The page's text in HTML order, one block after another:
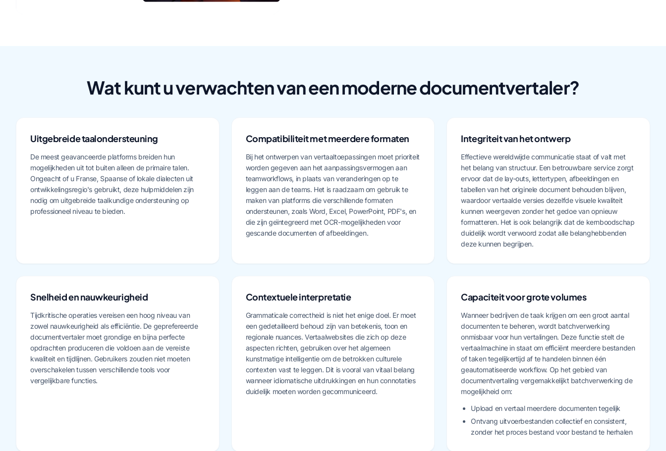
Wat kunt u verwachten van een moderne documentvertaler?
Uitgebreide taalondersteuning
De meest geavanceerde platforms breiden hun
mogelijkheden uit tot buiten alleen de primaire talen.
Ongeacht of u Franse, Spaanse of lokale dialecten uit
ontwikkelingsregio's gebruikt, deze hulpmiddelen zijn
nodig om uitgebreide taalkundige ondersteuning op
professioneel niveau te bieden.
Compatibiliteit met meerdere formaten
Bij het ontwerpen van vertaaltoepassingen moet prioriteit
worden gegeven aan het aanpassingsvermogen aan
teamworkflows, in plaats van veranderingen op te
leggen aan de teams. Het is raadzaam om gebruik te
maken van platforms die verschillende formaten
ondersteunen, zoals Word, Excel, PowerPoint, PDF's, en
die zijn geïntegreerd met OCR-mogelijkheden voor
gescande documenten of afbeeldingen.
Integriteit van het ontwerp
Effectieve wereldwijde communicatie staat of valt met
het belang van structuur. Een betrouwbare service zorgt
ervoor dat de lay-outs, lettertypen, afbeeldingen en
tabellen van het originele document behouden blijven,
waardoor vertaalde versies dezelfde visuele kwaliteit
kunnen weergeven zonder het gedoe van opnieuw
formatteren. Het is ook belangrijk dat de kernboodschap
duidelijk wordt verwoord zodat alle belanghebbenden
deze kunnen begrijpen.
Snelheid en nauwkeurigheid
Tijdkritische operaties vereisen een hoog niveau van
zowel nauwkeurigheid als efficiëntie. De geprefereerde
documentvertaler moet grondige en bijna perfecte
opdrachten produceren die voldoen aan de vereiste
kwaliteit en tijdlijnen. Gebruikers zouden niet moeten
overschakelen tussen verschillende tools voor
vergelijkbare functies.
Contextuele interpretatie
Grammaticale correctheid is niet het enige doel. Er moet
een gedetailleerd behoud zijn van betekenis, toon en
regionale nuances. Vertaalwebsites die zich op deze
aspecten richten, gebruiken over het algemeen
kunstmatige intelligentie om de betrokken culturele
contexten vast te leggen. Dit is vooral van vitaal belang
wanneer idiomatische uitdrukkingen en hun connotaties
duidelijk moeten worden gecommuniceerd.
Capaciteit voor grote volumes
Wanneer bedrijven de taak krijgen om een groot aantal
documenten te beheren, wordt batchverwerking
onmisbaar voor hun vertalingen. Deze functie stelt de
vertaalmachine in staat om efficiënt meerdere bestanden
of taken tegelijkertijd af te handelen binnen één
geautomatiseerde workflow. Op het gebied van
documentvertaling vergemakkelijkt batchverwerking de
mogelijkheid om:
Upload en vertaal meerdere documenten tegelijk
Ontvang uitvoerbestanden collectief en consistent,
zonder het proces bestand voor bestand te herhalen